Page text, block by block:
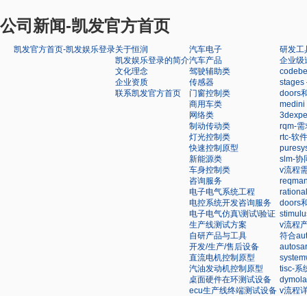
公司新闻-凯发官方首页
凯发官方首页-凯发娱乐登录关于恒润
凯发娱乐登录的简介
文化理念
企业资质
联系凯发官方首页
汽车电子
汽车产品
驾驶辅助类
传感器
门窗控制类
商用车类
网络类
制动传动类
灯光控制类
快速控制原型
新能源类
车身控制类
咨询服务
电子电气系统工程
电控系统开发咨询服务
电子电气仿真\测试\验证
生产线测试方案
自研产品与工具
开发/生产/售后设备
直流电机控制原型
汽油发动机控制原型
桌面硬件在环测试设备
ecu生产线终端测试设备
研发工
企业级
stages
doors
medini
rqm-需
rtc-软
slm-协
v流程
doors
v流程
符合
tisc-系
v流程